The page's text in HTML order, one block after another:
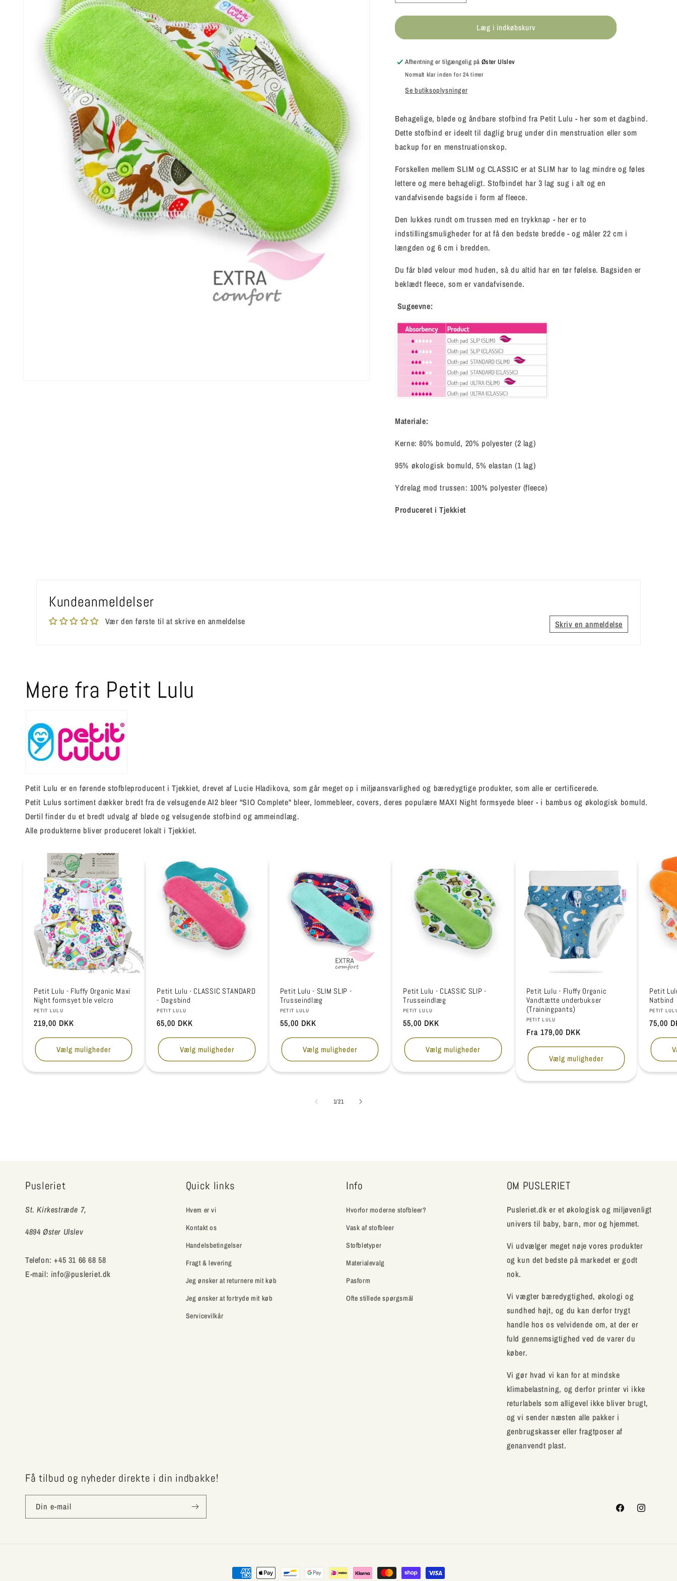
antallet
for
Lulu
SLIM
STANDARD
Dagsbind
antallet
for
Lulu
SLIM
STANDARD
Dagsbind
Læg i indkøbskurv
Afhentning er tilgængelig på Øster Ulslev
Normalt klar inden for 24 timer
Se butiksoplysninger
Behagelige, bløde og åndbare stofbind fra Petit Lulu - her som et dagbind.
Dette stofbind er ideelt til daglig brug under din menstruation eller som
backup for en menstruationskop.
Forskellen mellem SLIM og CLASSIC er at SLIM har to lag mindre og føles
lettere og mere behageligt. Stofbindet har 3 lag sug i alt og en
vandafvisende bagside i form af fleece.
Den lukkes rundt om trussen med en trykknap - her er to
indstillingsmuligheder for at få den bedste bredde - og måler 22 cm i
længden og 6 cm i bredden.
Du får blød velour mod huden, så du altid har en tør følelse. Bagsiden er
beklædt fleece, som er vandafvisende.
Sugeevne:
Materiale:
Kerne: 80% bomuld, 20% polyester (2 lag)
95% økologisk bomuld, 5% elastan (1 lag)
Ydrelag mod trussen: 100% polyester (fleece)
Produceret i Tjekkiet
Kundeanmeldelser
Vær den første til at skrive en anmeldelse Skriv en anmeldelse
Mere fra Petit Lulu
Petit Lulu er en førende stofbleproducent i Tjekkiet, drevet af Lucie Hladikova, som går meget op i miljøansvarlighed og bæredygtige produkter, som alle er certificerede.
Petit Lulus sortiment dækker bredt fra de velsugende AI2 bleer "SIO Complete" bleer, lommebleer, covers, deres populære MAXI Night formsyede bleer - i bambus og økologisk bomuld.
Dertil finder du et bredt udvalg af bløde og velsugende stofbind og ammeindlæg.
Alle produkterne bliver produceret lokalt i Tjekkiet.
Petit Lulu - Fluffy Organic Maxi
Night formsyet ble velcro
Forhandler:
PETIT LULU
Normalpris
219,00 DKK
Vælg muligheder
Petit Lulu - CLASSIC STANDARD
- Dagsbind
Forhandler:
PETIT LULU
Normalpris
65,00 DKK
Vælg muligheder
Petit Lulu - SLIM SLIP -
Trusseindlæg
Forhandler:
PETIT LULU
Normalpris
55,00 DKK
Vælg muligheder
Petit Lulu - CLASSIC SLIP -
Trusseindlæg
Forhandler:
PETIT LULU
Normalpris
55,00 DKK
Vælg muligheder
Petit Lulu - Fluffy Organic
Vandtætte underbukser
(Trainingpants)
Forhandler:
PETIT LULU
Normalpris
Fra 179,00 DKK
Vælg muligheder
Petit
Natbind
PETIT
75,00
1/af
21
Pusleriet
St. Kirkestræde 7,
4894 Øster Ulslev
Telefon: +45 31 66 68 58
E-mail: info@pusleriet.dk
Quick links
Hvem er vi
Kontakt os
Handelsbetingelser
Fragt & levering
Jeg ønsker at returnere mit køb
Jeg ønsker at fortryde mit køb
Servicevilkår
Info
Hvorfor moderne stofbleer?
Vask af stofbleer
Stofbletyper
Materialevalg
Pasform
Ofte stillede spørgsmål
OM PUSLERIET
Pusleriet.dk er et økologisk og miljøvenligt
univers til baby, barn, mor og hjemmet.
Vi udvælger meget nøje vores produkter
og kun det bedste på markedet er godt
nok.
Vi vægter bæredygtighed, økologi og
sundhed højt, og du kan derfor trygt
handle hos os velvidende om, at der er
fuld gennemsigtighed ved de varer du
køber.
Vi gør hvad vi kan for at mindske
klimabelastning, og derfor printer vi ikke
returlabels som alligevel ikke bliver brugt,
og vi sender næsten alle pakker i
genbrugskasser eller fragtposer af
genanvendt plast.
Få tilbud og nyheder direkte i din indbakke!
Din e-mail
FacebookInstagram
Betalingsmetoder